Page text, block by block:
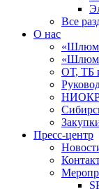
Все
О нас
ОТ, ТБ
Пресс-центр